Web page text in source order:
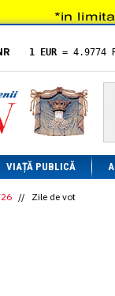
1 EUR = 4.9774
= 5.8304
1 XAU= 464.4611
1 AED= 1.1933
1 AUD= 2.7957
1 BGN= 2.5449
1 CAD= 3.1559
1 CHF= 5.2813
1 CNY= 0.6015
VIAȚĂ PUBLICĂ
// Zile de vot